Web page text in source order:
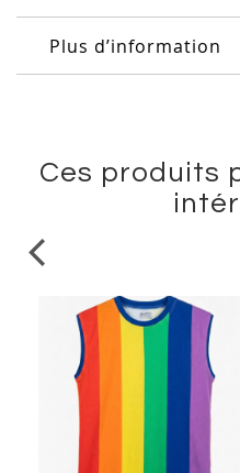
Plus d’information
Ces produits